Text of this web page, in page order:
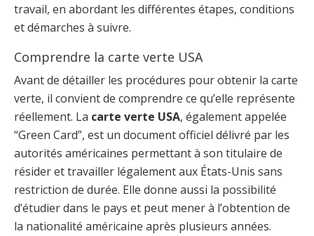
travail, en abordant les différentes étapes, conditions
et démarches à suivre.
Comprendre la carte verte USA
Avant de détailler les procédures pour obtenir la carte
verte, il convient de comprendre ce qu’elle représente
réellement. La carte verte USA, également appelée
“Green Card”, est un document officiel délivré par les
autorités américaines permettant à son titulaire de
résider et travailler légalement aux États-Unis sans
restriction de durée. Elle donne aussi la possibilité
d’étudier dans le pays et peut mener à l’obtention de
la nationalité américaine après plusieurs années.